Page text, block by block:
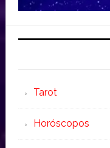
Tarot
Horóscopos